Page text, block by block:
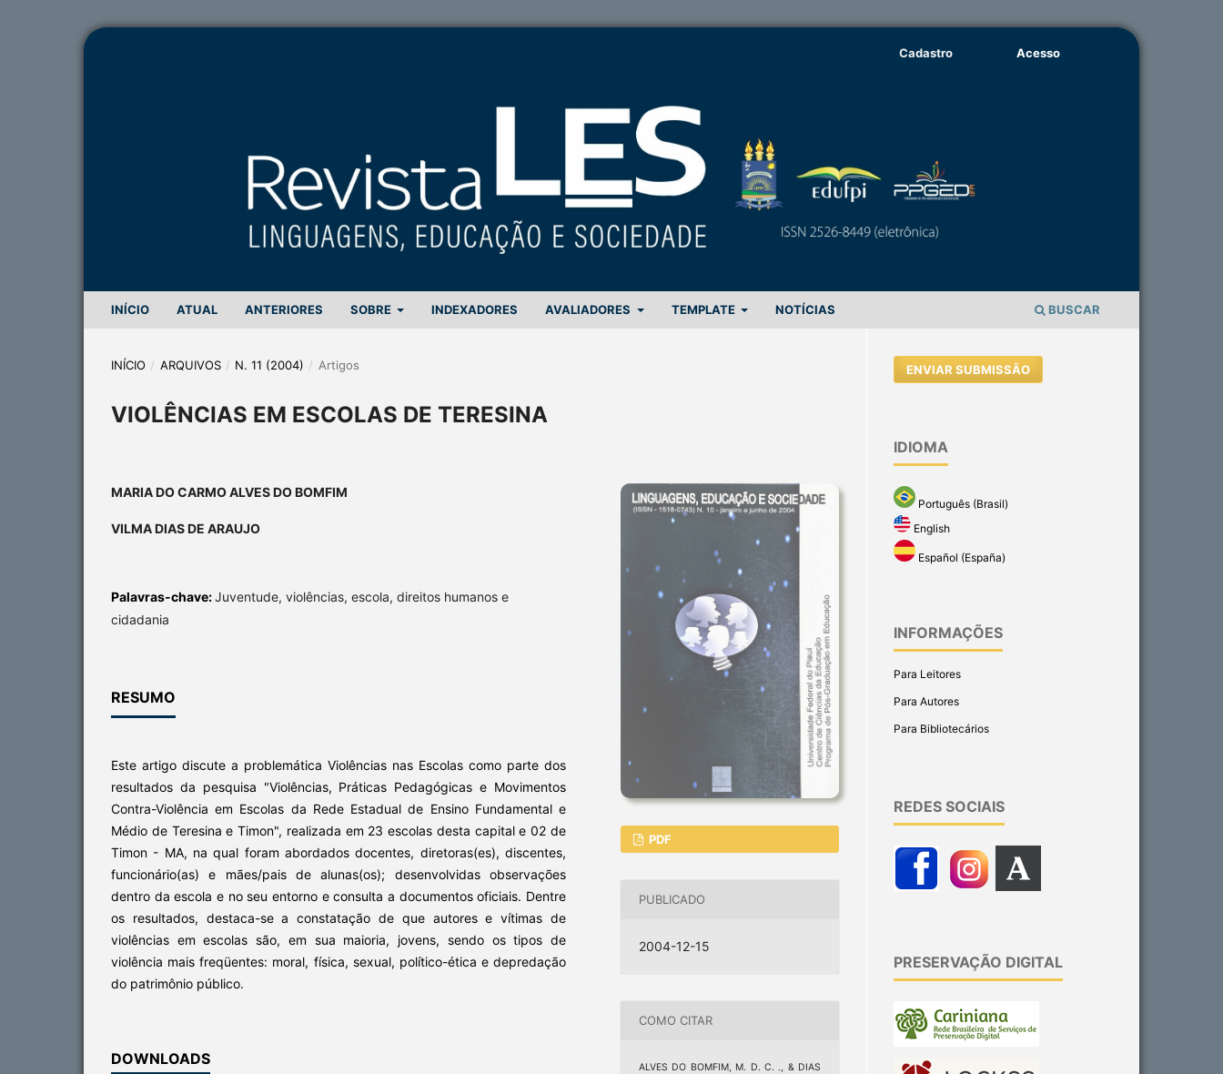
INÍCIO ATUAL ANTERIORES SOBRE INDEXADORES AVALIADORES TEMPLATE NOTÍCIAS BUSCAR
Cadastro Acesso
INÍCIO / ARQUIVOS / N. 11 (2004) / Artigos
VIOLÊNCIAS EM ESCOLAS DE TERESINA
MARIA DO CARMO ALVES DO BOMFIM
VILMA DIAS DE ARAUJO
Palavras-chave:Juventude, violências, escola, direitos humanos e
cidadania
RESUMO
Este artigo discute a problemática Violências nas Escolas como parte dos
resultados da pesquisa "Violências, Práticas Pedagógicas e Movimentos
Contra-Violência em Escolas da Rede Estadual de Ensino Fundamental e
Médio de Teresina e Timon", realizada em 23 escolas desta capital e 02 de
Timon - MA, na qual foram abordados docentes, diretoras(es), discentes,
funcionário(as) e mães/pais de alunas(os); desenvolvidas observações
dentro da escola e no seu entorno e consulta a documentos oficiais. Dentre
os resultados, destaca-se a constatação de que autores e vítimas de
violências em escolas são, em sua maioria, jovens, sendo os tipos de
violência mais freqüentes: moral, física, sexual, político-ética e depredação
do patrimônio público.
DOWNLOADS
PDF
PUBLICADO
2004-12-15
COMO CITAR
ALVES DO BOMFIM, M. D. C. ., & DIAS
ENVIAR SUBMISSÃO
IDIOMA
Português (Brasil)
English
Español (España)
INFORMAÇÕES
Para Leitores
Para Autores
Para Bibliotecários
REDES SOCIAIS
PRESERVAÇÃO DIGITAL